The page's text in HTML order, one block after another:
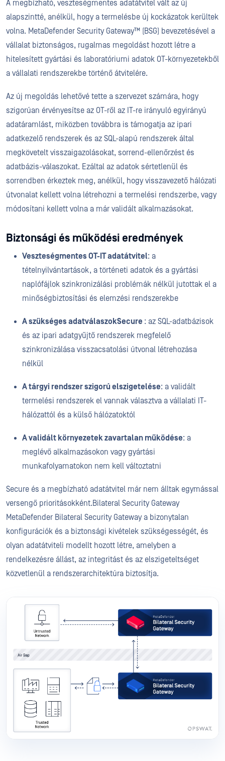
A megbízható, veszteségmentes adatátvitel vált az új
alapszintté, anélkül, hogy a termelésbe új kockázatok kerültek
volna. MetaDefender Security Gateway™ (BSG) bevezetésével a
vállalat biztonságos, rugalmas megoldást hozott létre a
hitelesített gyártási és laboratóriumi adatok OT-környezetekből
a vállalati rendszerekbe történő átvitelére.
Az új megoldás lehetővé tette a szervezet számára, hogy
szigorúan érvényesítse az OT-ről az IT-re irányuló egyirányú
adatáramlást, miközben továbbra is támogatja az ipari
adatkezelő rendszerek és az SQL-alapú rendszerek által
megkövetelt visszaigazolásokat, sorrend-ellenőrzést és
adatbázis-válaszokat. Ezáltal az adatok sértetlenül és
sorrendben érkeztek meg, anélkül, hogy visszavezető hálózati
útvonalat kellett volna létrehozni a termelési rendszerbe, vagy
módosítani kellett volna a már validált alkalmazásokat.
Biztonsági és működési eredmények
Veszteségmentes OT-IT adatátvitel: a
tételnyilvántartások, a történeti adatok és a gyártási
naplófájlok szinkronizálási problémák nélkül jutottak el a
minőségbiztosítási és elemzési rendszerekbe
A szükséges adatválaszokSecure : az SQL-adatbázisok
és az ipari adatgyűjtő rendszerek megfelelő
szinkronizálása visszacsatolási útvonal létrehozása
nélkül
A tárgyi rendszer szigorú elszigetelése: a validált
termelési rendszerek el vannak választva a vállalati IT-
hálózattól és a külső hálózatoktól
A validált környezetek zavartalan működése: a
meglévő alkalmazásokon vagy gyártási
munkafolyamatokon nem kell változtatni
Secure és a megbízható adatátvitel már nem álltak egymással
versengő prioritásokként.Bilateral Security Gateway
MetaDefender Bilateral Security Gateway a bizonytalan
konfigurációk és a biztonsági kivételek szükségességét, és
olyan adatátviteli modellt hozott létre, amelyben a
rendelkezésre állást, az integritást és az elszigeteltséget
közvetlenül a rendszerarchitektúra biztosítja.